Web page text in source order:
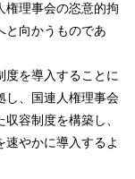
権理事会の恣意的拘
と向かうものであ
度を導入することに
し、国連人権理事会
容制度を構築し、
やかに導入するよ